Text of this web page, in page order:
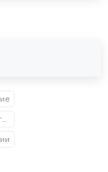
Обложки для документов